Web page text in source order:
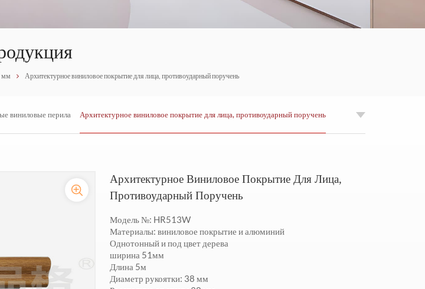
Indonesia
мм Архитектурное виниловое покрытие для лица, противоударный поручень
виниловые перила Архитектурное виниловое покрытие для лица, противоударный поручень
Архитектурное Виниловое Покрытие Для Лица,
Противоударный Поручень
Модель №: HR513W
Материалы: виниловое покрытие и алюминий
Однотонный и под цвет дерева
ширина 51мм
Длина 5м
Диаметр рукоятки: 38 мм